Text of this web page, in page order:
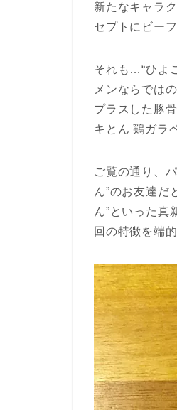
新たなキャラ
セプトにビー
それも…“ひよ
メンならでは
プラスした豚
キとん 鶏ガラ
ご覧の通り、
ん”のお友達だ
ん”といった真
回の特徴を端